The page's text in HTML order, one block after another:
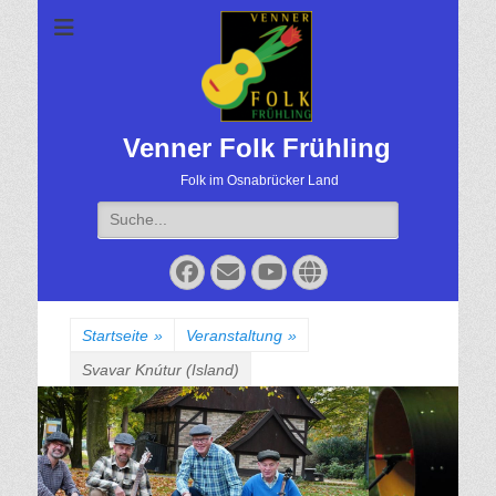
Venner Folk Frühling
Folk im Osnabrücker Land
Suche
für:
Facebook
EmailYouTube
Website
Startseite » Veranstaltung »
Svavar Knútur (Island)